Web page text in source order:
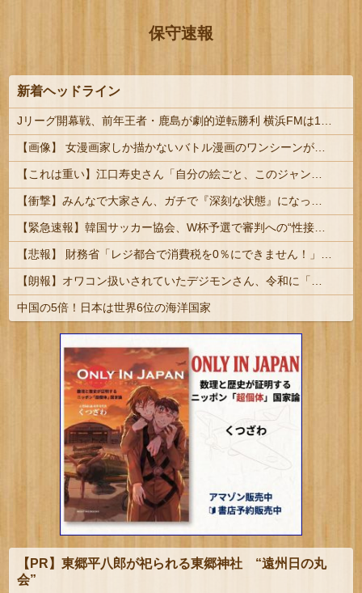
保守速報
新着ヘッドライン
中国の5倍！日本は世界6位の海洋国家
【PR】東郷平八郎が祀られる東郷神社 “遠州日の丸
会”